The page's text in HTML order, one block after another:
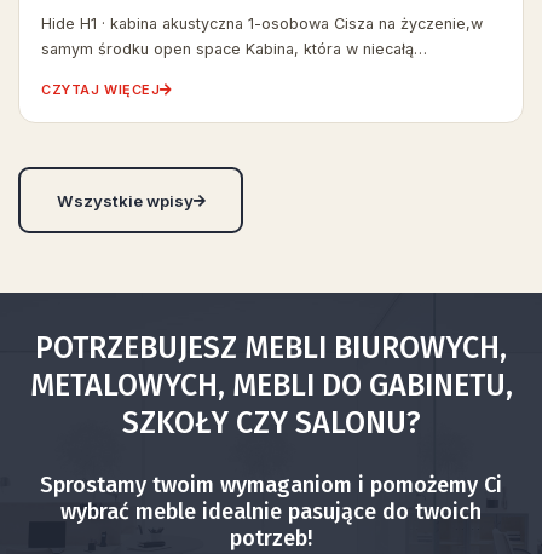
Hide H1 · kabina akustyczna 1-osobowa Cisza na życzenie,w
samym środku open space Kabina, która w niecałą…
CZYTAJ WIĘCEJ
Wszystkie wpisy
POTRZEBUJESZ MEBLI BIUROWYCH,
METALOWYCH, MEBLI DO GABINETU,
SZKOŁY CZY SALONU?
Sprostamy twoim wymaganiom i pomożemy Ci
wybrać meble idealnie pasujące do twoich
potrzeb!